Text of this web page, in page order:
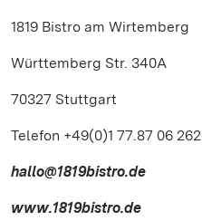
1819 Bistro am Wirtemberg
Württemberg Str. 340A
70327 Stuttgart
Telefon +49(0)1 77.87 06 262
hallo@1819bistro.de
www.1819bistro.de